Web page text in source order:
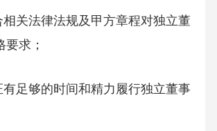
相关法律法规及甲方章程对独立董
求；
有足够的时间和精力履行独立董事